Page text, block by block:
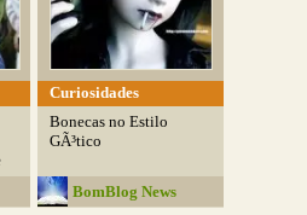
Curiosidades
Bonecas no Estilo
GÃ³tico
BomBlog News